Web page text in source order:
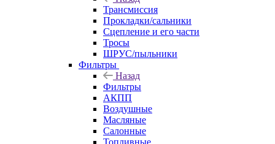
Трансмиссия
Прокладки/сальники
Сцепление и его части
Тросы
ШРУС/пыльники
Фильтры
Назад
Фильтры
АКПП
Воздушные
Масляные
Салонные
Топливные